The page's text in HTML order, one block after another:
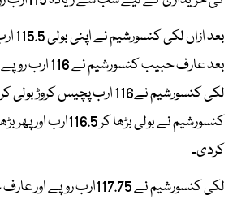
بعد
بعد عارف حبیب
لکی کنسورشیم نے116 ارب پچیس
کردی۔
لکی کنسورشیم نے 117.75ارب